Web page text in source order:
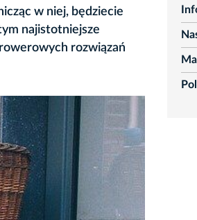
w niej, będziecie
najistotniejsze
rozwiązań